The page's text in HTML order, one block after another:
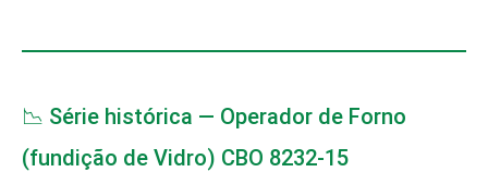
📉 Série histórica — Operador de Forno
(fundição de Vidro) CBO 8232-15